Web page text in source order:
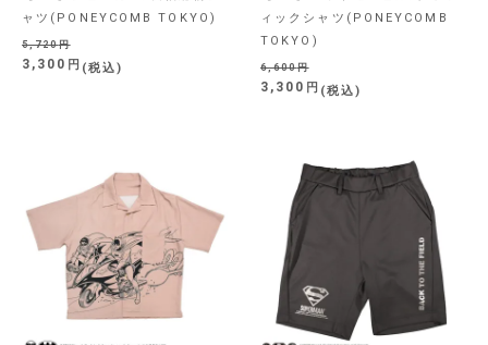
ャツ(PONEYCOMB TOKYO)
5,720
3,300 税込
ィックシャツ(PONEYCOMB
TOKYO)
6,600
3,300 税込